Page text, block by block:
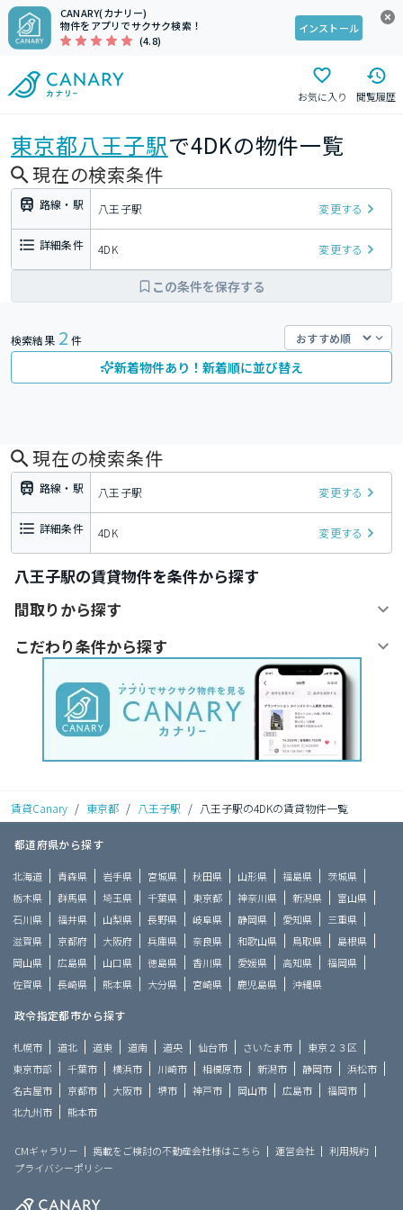
CANARY(カナリー)
物件をアプリでサクサク検索！
(4.8)
インストール
お気に入り 閲覧履歴
東京都八王子駅で4DKの物件一覧
現在の検索条件
路線・駅 八王子駅 変更する
詳細条件 4DK 変更する
この条件を保存する
検索結果 2 件
新着物件あり！新着順に並び替え
現在の検索条件
路線・駅 八王子駅 変更する
詳細条件 4DK 変更する
八王子駅の賃貸物件を条件から探す
間取りから探す
こだわり条件から探す
賃貸Canary / 東京都 / 八王子駅 / 八王子駅の4DKの賃貸物件一覧
都道府県から探す
北海道 青森県 岩手県 宮城県 秋田県 山形県 福島県
茨城県
栃木県
群馬県 埼玉県 千葉県 東京都 神奈川県 新潟県
富山県
石川県
福井県 山梨県 長野県 岐阜県 静岡県 愛知県
三重県
滋賀県
京都府 大阪府 兵庫県 奈良県 和歌山県 鳥取県
島根県
岡山県
広島県 山口県 徳島県 香川県 愛媛県 高知県
福岡県
佐賀県
長崎県 熊本県 大分県 宮崎県 鹿児島県 沖縄県
政令指定都市から探す
札幌市 道北 道東 道南 道央 仙台市 さいたま市
東京２３区
東京市部
千葉市 横浜市 川崎市 相模原市 新潟市 静岡市
浜松市
名古屋市
京都市 大阪市 堺市 神戸市 岡山市 広島市
福岡市
北九州市
熊本市
CMギャラリー 掲載をご検討の不動産会社様はこちら 運営会社
利用規約
プライバシーポリシー